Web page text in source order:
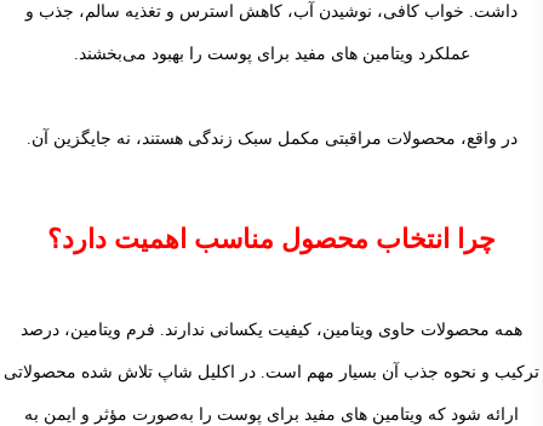
داشت. خواب کافی، نوشیدن آب، کاهش استرس و تغذیه سالم، جذب و
عملکرد ویتامین های مفید برای پوست را بهبود می‌بخشند.
در واقع، محصولات مراقبتی مکمل سبک زندگی هستند، نه جایگزین آن.
چرا انتخاب محصول مناسب اهمیت دارد؟
همه محصولات حاوی ویتامین، کیفیت یکسانی ندارند. فرم ویتامین، درصد
ترکیب و نحوه جذب آن بسیار مهم است. در اکلیل شاپ تلاش شده محصولاتی
ارائه شود که ویتامین های مفید برای پوست را به‌صورت مؤثر و ایمن به